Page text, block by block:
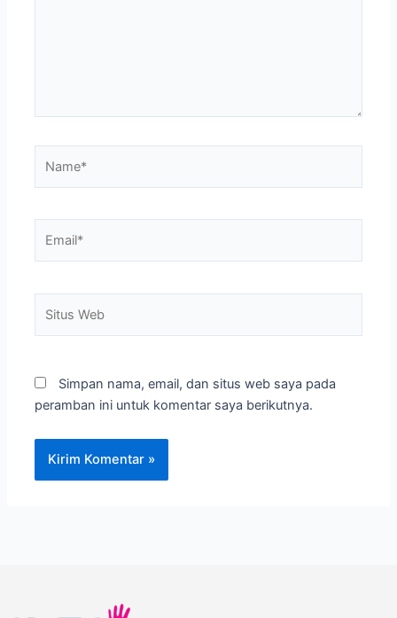
Web
Simpan nama, email, dan situs web saya pada
peramban ini untuk komentar saya berikutnya.